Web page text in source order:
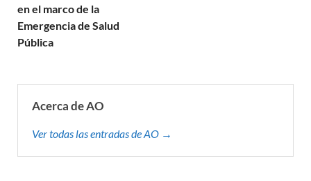
en el marco de la
Emergencia de Salud
Pública
Acerca de AO
Ver todas las entradas de AO →